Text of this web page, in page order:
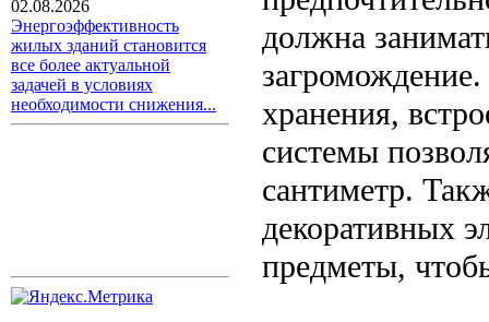
02.08.2026
Энергоэффективность
жилых зданий становится
все более актуальной
задачей в условиях
необходимости снижения...
должна
хранения,
системы
сантиметр.
декоративных
предметы,